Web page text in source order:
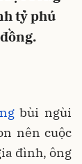
tỷ phú
bùi ngùi
nên cuộc
đình, ông